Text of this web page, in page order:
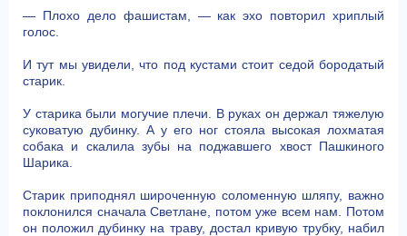
— Плохо дело фашистам, — как эхо повторил хриплый
голос.
И тут мы увидели, что под кустами стоит седой бородатый
старик.
У старика были могучие плечи. В руках он держал тяжелую
суковатую дубинку. А у его ног стояла высокая лохматая
собака и скалила зубы на поджавшего хвост Пашкиного
Шарика.
Старик приподнял широченную соломенную шляпу, важно
поклонился сначала Светлане, потом уже всем нам. Потом
он положил дубинку на траву, достал кривую трубку, набил